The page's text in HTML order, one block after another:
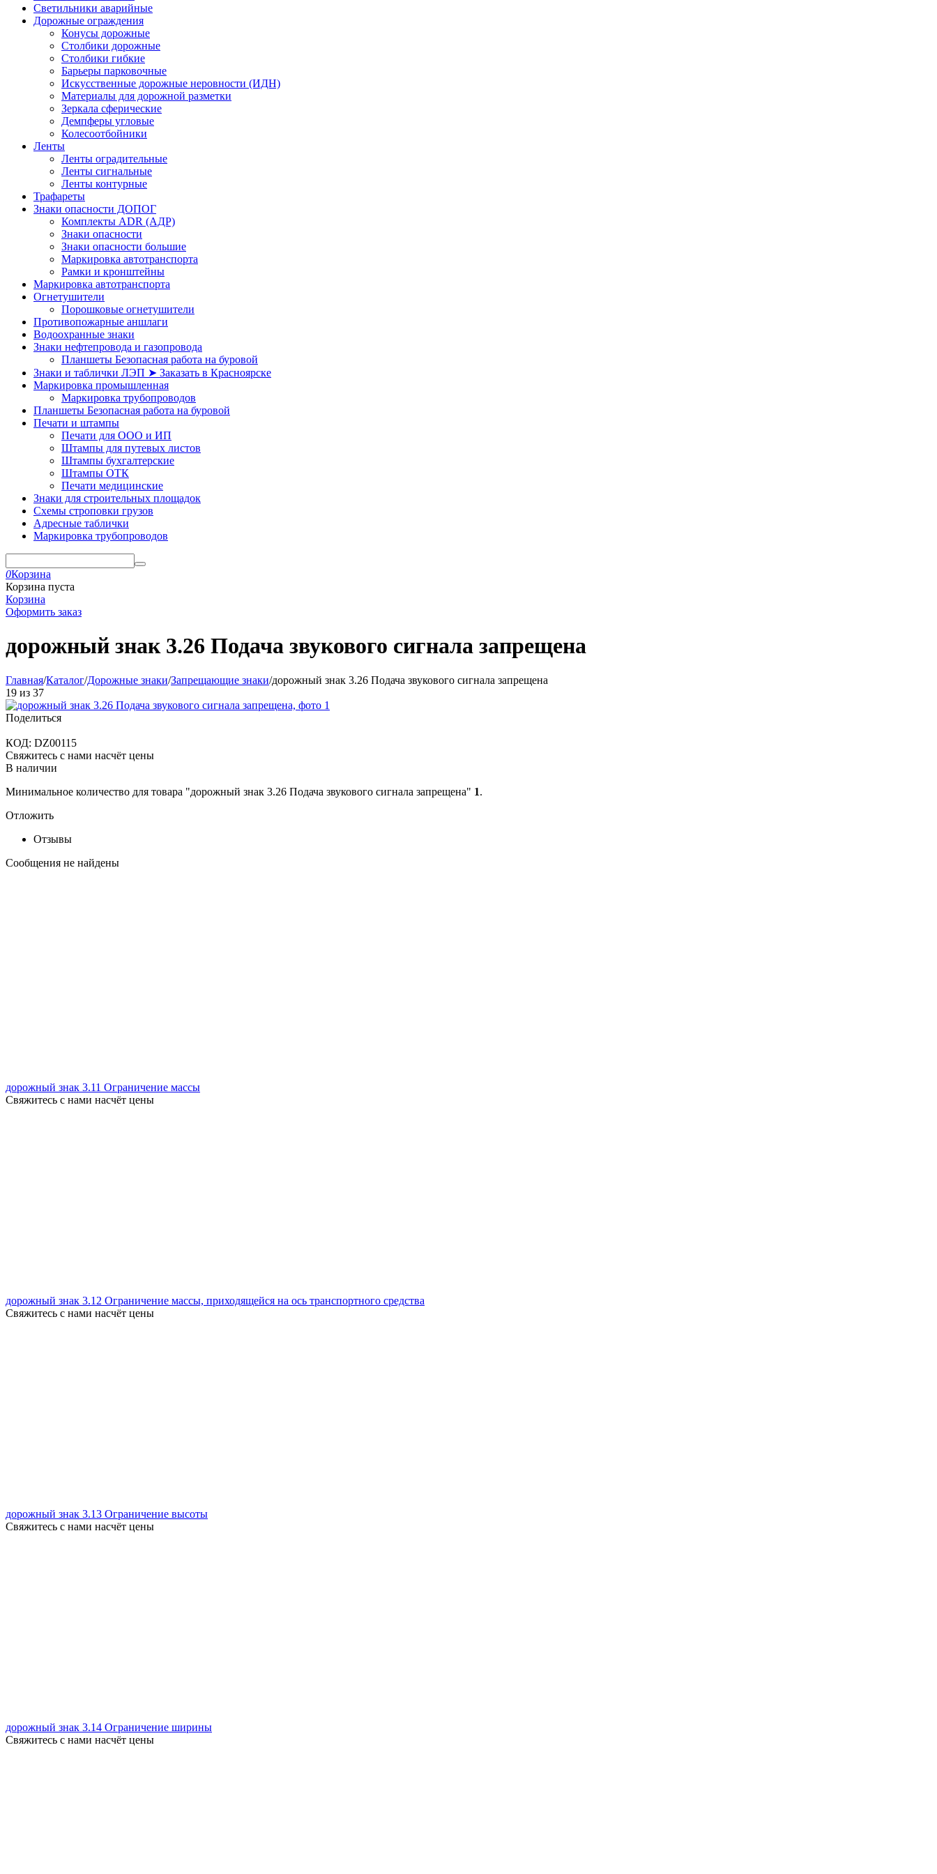
Светильники аварийные
Дорожные ограждения
Конусы дорожные
Столбики дорожные
Столбики гибкие
Барьеры парковочные
Искусственные дорожные неровности (ИДН)
Материалы для дорожной разметки
Зеркала сферические
Демпферы угловые
Колесоотбойники
Ленты
Ленты оградительные
Ленты сигнальные
Ленты контурные
Трафареты
Знаки опасности ДОПОГ
Комплекты ADR (АДР)
Знаки опасности
Знаки опасности большие
Маркировка автотранспорта
Рамки и кронштейны
Маркировка автотранспорта
Огнетушители
Порошковые огнетушители
Противопожарные аншлаги
Водоохранные знаки
Знаки нефтепровода и газопровода
Планшеты Безопасная работа на буровой
Знаки и таблички ЛЭП ➤ Заказать в Красноярске
Маркировка промышленная
Маркировка трубопроводов
Планшеты Безопасная работа на буровой
Печати и штампы
Печати для ООО и ИП
Штампы для путевых листов
Штампы бухгалтерские
Штампы ОТК
Печати медицинские
Знаки для строительных площадок
Схемы строповки грузов
Адресные таблички
Маркировка трубопроводов
0Корзина
Корзина пуста
Корзина
Оформить заказ
дорожный знак 3.26 Подача звукового сигнала запрещена
Главная/Каталог/Дорожные знаки/Запрещающие знаки/дорожный знак 3.26 Подача звукового сигнала запрещена
19 из 37
Поделиться
КОД: DZ00115
Свяжитесь с нами насчёт цены
В наличии
Минимальное количество для товара "дорожный знак 3.26 Подача звукового сигнала запрещена" 1.
Отложить
Отзывы
Сообщения не найдены
дорожный знак 3.11 Ограничение массы
Свяжитесь с нами насчёт цены
дорожный знак 3.12 Ограничение массы, приходящейся на ось транспортного средства
Свяжитесь с нами насчёт цены
дорожный знак 3.13 Ограничение высоты
Свяжитесь с нами насчёт цены
дорожный знак 3.14 Ограничение ширины
Свяжитесь с нами насчёт цены